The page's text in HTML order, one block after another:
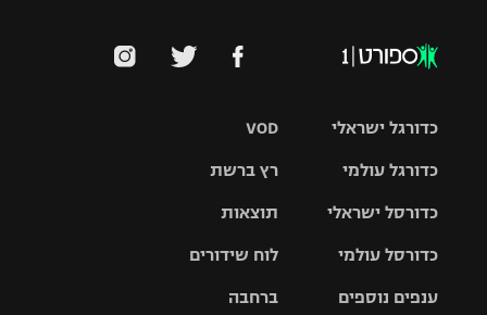
VOD
רץ ברשת
תוצאות
לוח שידורים
ברחבה
כדורגל ישראלי
גביע הטוטו
כדורגל עולמי
האלופות
ליגה
כדורסל ישראלי
סל
כדורסל עולמי
ענפים נוספים